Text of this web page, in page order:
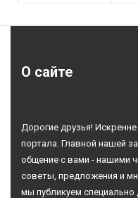
О сайте
Дорогие друзья!
портала. Главной нашей
общение с вами - нашими
советы, предложения и
мы публикуем